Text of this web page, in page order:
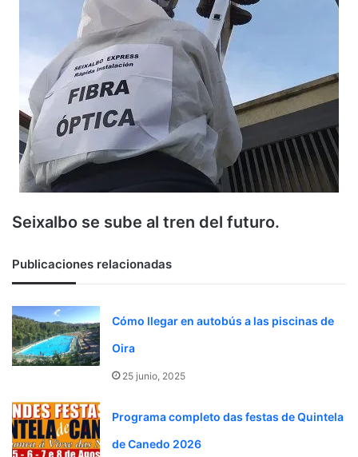
Seixalbo se sube al tren del futuro.
Publicaciones relacionadas
Cómo llegar en autobús a las piscinas de
Oira
25 junio, 2025
Programa completo das festas de Quintela
de Canedo 2026